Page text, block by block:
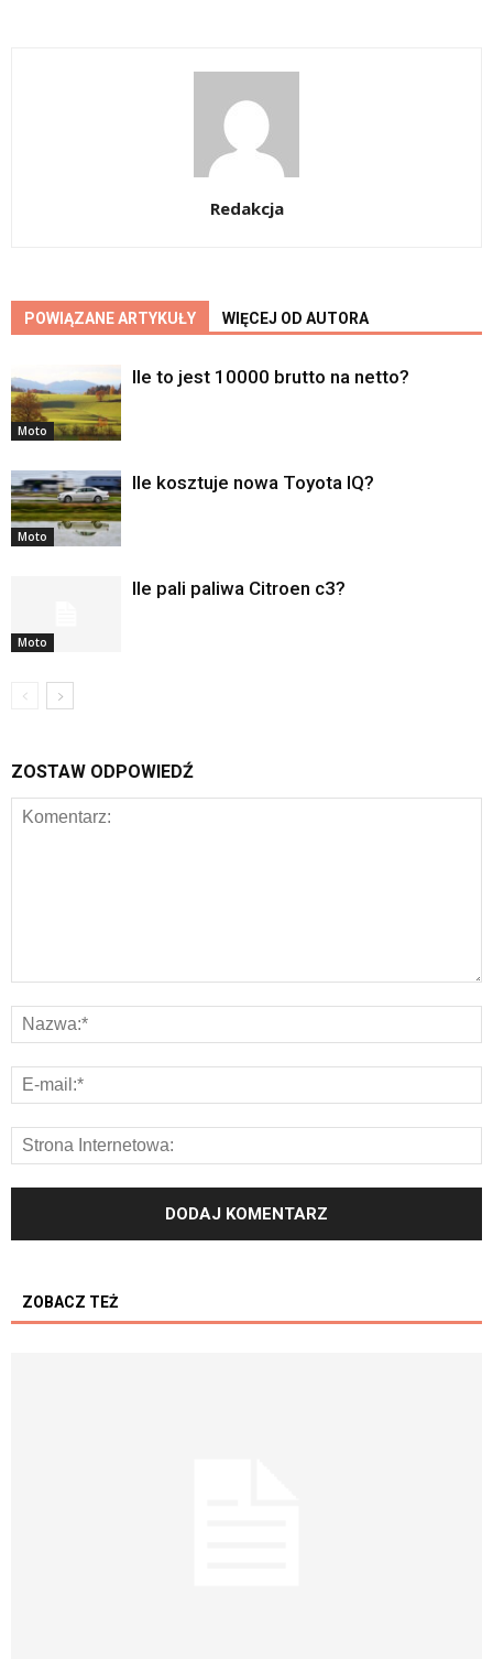
Redakcja
POWIĄZANE ARTYKUŁY WIĘCEJ OD AUTORA
Moto
Ile to jest 10000 brutto na netto?
Moto
Ile kosztuje nowa Toyota IQ?
Moto
Ile pali paliwa Citroen c3?
ZOSTAW ODPOWIEDŹ
ZOBACZ TEŻ